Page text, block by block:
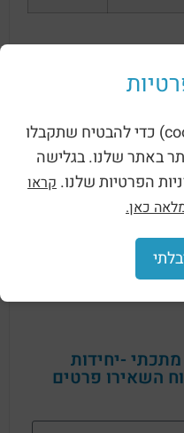
אנו משתמשים בעוגיות (cookies) כדי להבטיח שתקבלו
באתר שלנו. בגלישה
הפרטיות שלנו. קראו
כאן.
-יחידות
השאירו פרטים